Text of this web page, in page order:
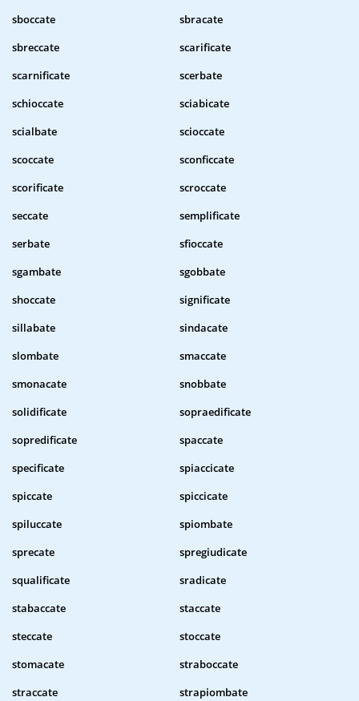
sboccate
sbracate
sbreccate
scarificate
scarnificate
scerbate
schioccate
sciabicate
scialbate
scioccate
scoccate
sconficcate
scorificate
scroccate
seccate
semplificate
serbate
sfioccate
sgambate
sgobbate
shoccate
significate
sillabate
sindacate
slombate
smaccate
smonacate
snobbate
solidificate
sopraedificate
sopredificate
spaccate
specificate
spiaccicate
spiccate
spiccicate
spiluccate
spiombate
sprecate
spregiudicate
squalificate
sradicate
stabaccate
staccate
steccate
stoccate
stomacate
straboccate
straccate
strapiombate